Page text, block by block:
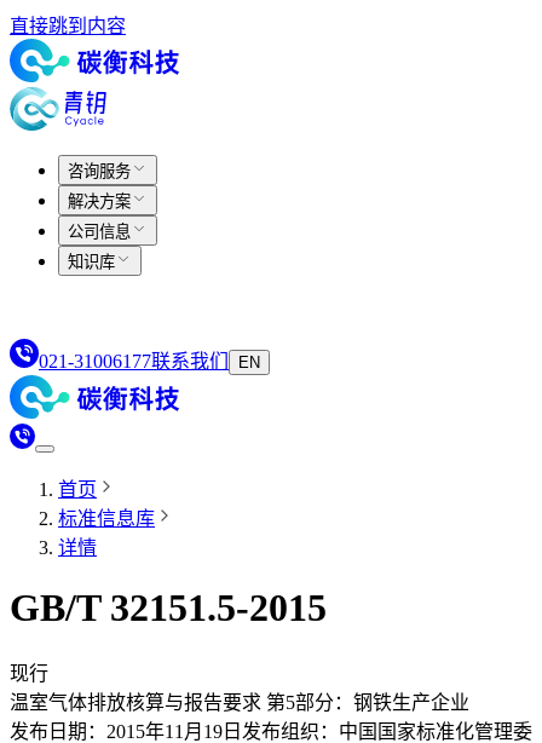
直接跳到内容
咨询服务
解决方案
公司信息
知识库
021-31006177联系我们 EN
首页
标准信息库
详情
GB/T 32151.5-2015
现行
温室气体排放核算与报告要求 第5部分：钢铁生产企业
发布日期： 2015年11月19日 发布组织： 中国国家标准化管理委